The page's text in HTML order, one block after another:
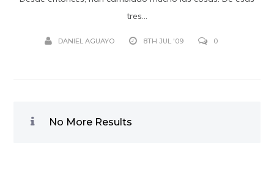
tres...
DANIEL AGUAYO 8TH JUL '09 0
No More Results